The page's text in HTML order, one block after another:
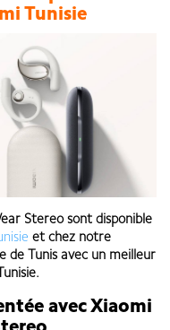
Tunisie
Stereosont disponible
et chez notre
de Tunis avec un meilleur
.
avec Xiaomi